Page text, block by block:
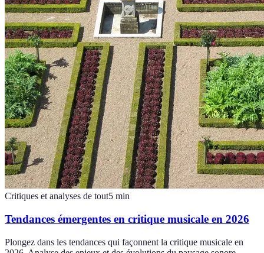
Critiques et analyses de tout5 min
Tendances émergentes en critique musicale en 2026
Plongez dans les tendances qui façonnent la critique musicale en